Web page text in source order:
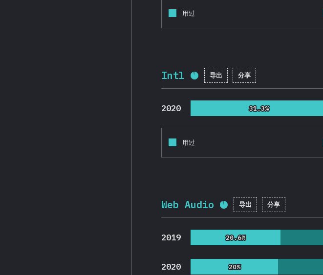
用过
Intl 完成率: 91.8 %
导出 分享
2020 31.3%
31.3%
用过
Web Audio 完成率: 92.1 %
导出 分享
2019 20.6%
20.6%
2020 20%
20%